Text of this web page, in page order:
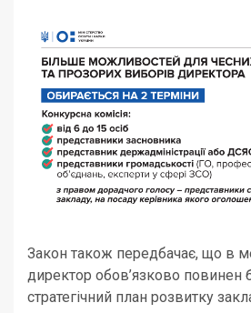
Закон також передбачає, що в
директор обов’язково повинен
стратегічний план розвитку